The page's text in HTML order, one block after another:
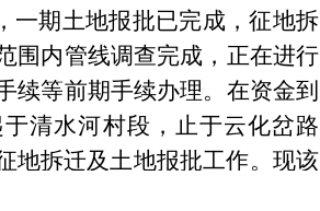
一期土地报批已完成，征地拆
围内管线调查完成，正在进行
续等前期手续办理。在资金到
于清水河村段，止于云化岔路
地拆迁及土地报批工作。现该